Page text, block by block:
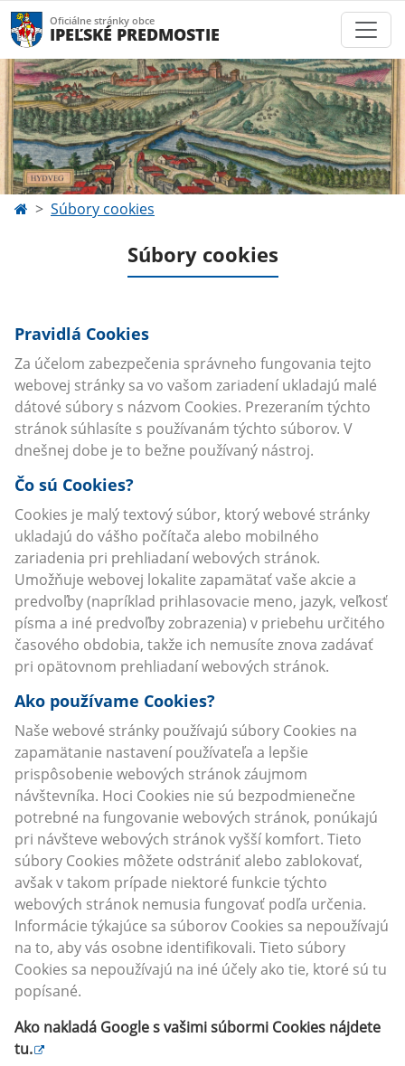
Oficiálne stránky obce
IPEĽSKÉ PREDMOSTIE
Súbory cookies
Súbory cookies
Pravidlá Cookies
Za účelom zabezpečenia správneho fungovania tejto
webovej stránky sa vo vašom zariadení ukladajú malé
dátové súbory s názvom Cookies. Prezeraním týchto
stránok súhlasíte s používanám týchto súborov. V
dnešnej dobe je to bežne používaný nástroj.
Čo sú Cookies?
Cookies je malý textový súbor, ktorý webové stránky
ukladajú do vášho počítača alebo mobilného
zariadenia pri prehliadaní webových stránok.
Umožňuje webovej lokalite zapamätať vaše akcie a
predvoľby (napríklad prihlasovacie meno, jazyk, veľkosť
písma a iné predvoľby zobrazenia) v priebehu určitého
časového obdobia, takže ich nemusíte znova zadávať
pri opätovnom prehliadaní webových stránok.
Ako používame Cookies?
Naše webové stránky používajú súbory Cookies na
zapamätanie nastavení používateľa a lepšie
prispôsobenie webových stránok záujmom
návštevníka. Hoci Cookies nie sú bezpodmienečne
potrebné na fungovanie webových stránok, ponúkajú
pri návšteve webových stránok vyšší komfort. Tieto
súbory Cookies môžete odstrániť alebo zablokovať,
avšak v takom prípade niektoré funkcie týchto
webových stránok nemusia fungovať podľa určenia.
Informácie týkajúce sa súborov Cookies sa nepoužívajú
na to, aby vás osobne identifikovali. Tieto súbory
Cookies sa nepoužívajú na iné účely ako tie, ktoré sú tu
popísané.
Ako nakladá Google s vašimi súbormi Cookies nájdete
tu.